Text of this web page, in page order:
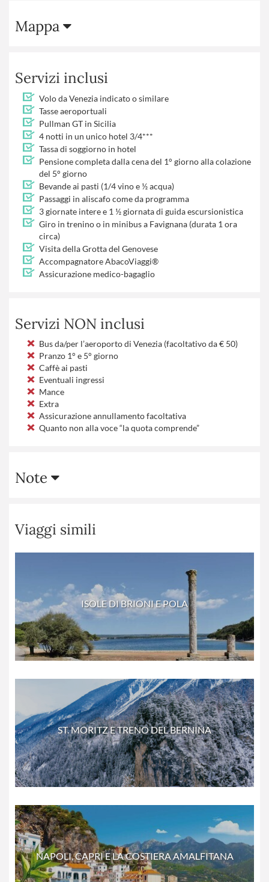
Mappa
Servizi inclusi
Volo da Venezia indicato o similare
Tasse aeroportuali
Pullman GT in Sicilia
4 notti in un unico hotel 3/4***
Tassa di soggiorno in hotel
Pensione completa dalla cena del 1° giorno alla colazione
del 5° giorno
Bevande ai pasti (1/4 vino e ½ acqua)
Passaggi in aliscafo come da programma
3 giornate intere e 1 ½ giornata di guida escursionistica
Giro in trenino o in minibus a Favignana (durata 1 ora
circa)
Visita della Grotta del Genovese
Accompagnatore AbacoViaggi®
Assicurazione medico-bagaglio
Servizi NON inclusi
Bus da/per l’aeroporto di Venezia (facoltativo da € 50)
Pranzo 1° e 5° giorno
Caffè ai pasti
Eventuali ingressi
Mance
Extra
Assicurazione annullamento facoltativa
Quanto non alla voce “la quota comprende”
Note
Viaggi simili
ISOLE DI BRIONI E POLA
ST. MORITZ E TRENO DEL BERNINA
NAPOLI, CAPRI E LA COSTIERA AMALFITANA